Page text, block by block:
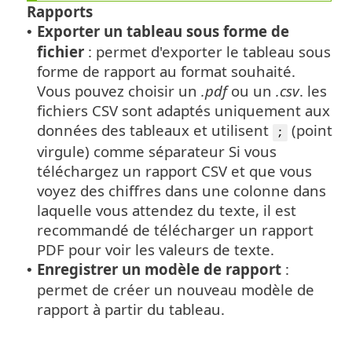
Rapports
• Exporter un tableau sous forme de
fichier : permet d'exporter le tableau sous
forme de rapport au format souhaité.
Vous pouvez choisir un .pdfou un .csv. les
fichiers CSV sont adaptés uniquement aux
données des tableaux et utilisent
;
(point
virgule) comme séparateur Si vous
téléchargez un rapport CSV et que vous
voyez des chiffres dans une colonne dans
laquelle vous attendez du texte, il est
recommandé de télécharger un rapport
PDF pour voir les valeurs de texte.
• Enregistrer un modèle de rapport :
permet de créer un nouveau modèle de
rapport à partir du tableau.